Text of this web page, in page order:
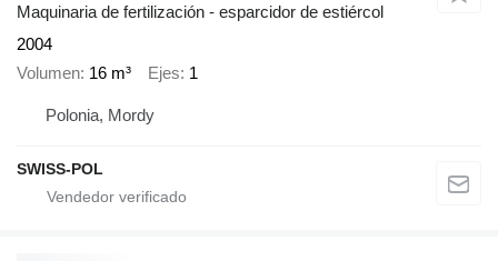
Maquinaria de fertilización - esparcidor de estiércol
2004
Volumen 16 m³ Ejes 1
Polonia, Mordy
SWISS-POL